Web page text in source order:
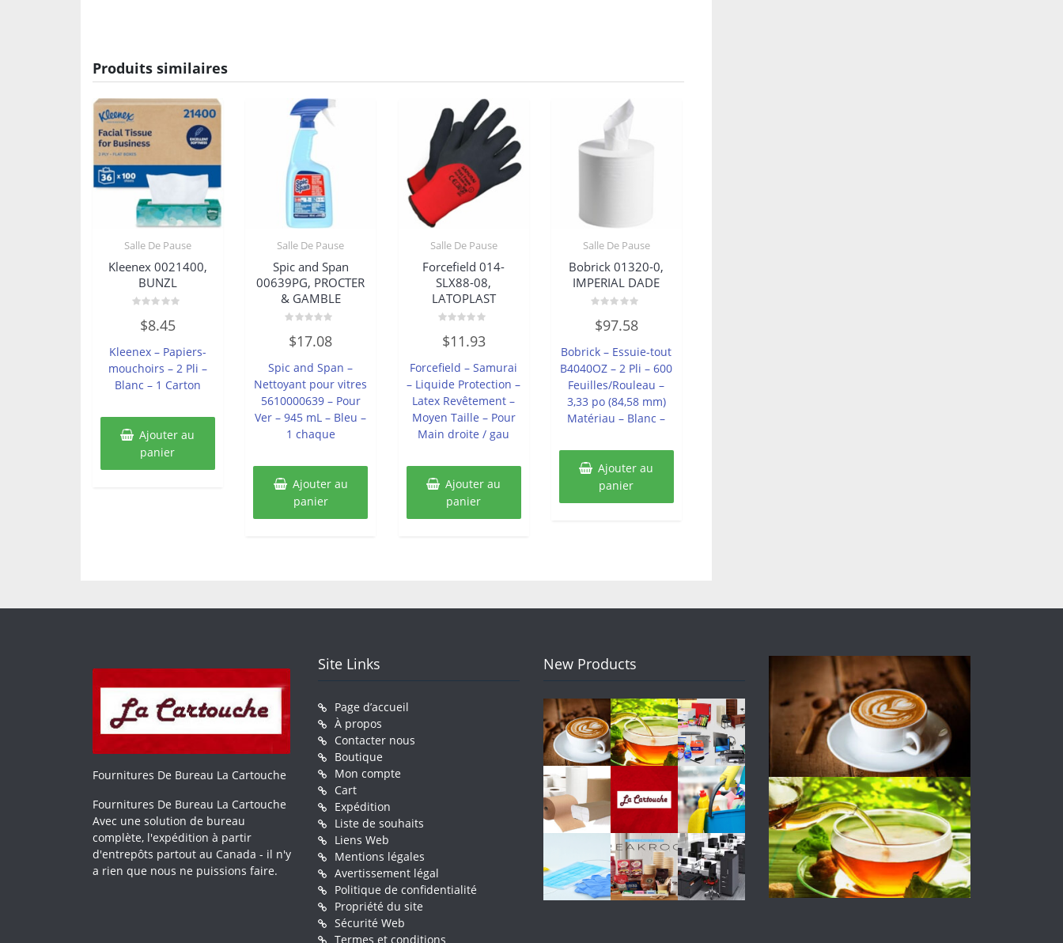
Produits similaires
Salle De Pause
Kleenex 0021400,
BUNZL
sur
$8.45
Kleenex – Papiers-
mouchoirs – 2 Pli –
Blanc – 1 Carton
Ajouter au
panier
Salle De Pause
Spic and Span
00639PG, PROCTER
& GAMBLE
0
sur
$17.08
Spic and Span –
Nettoyant pour vitres
5610000639 – Pour
Ver – 945 mL – Bleu –
1 chaque
Ajouter au
panier
Salle De Pause
Forcefield 014-
SLX88-08,
LATOPLAST
0
sur
$11.93
Forcefield – Samurai
– Liquide Protection –
Latex Revêtement –
Moyen Taille – Pour
Main droite / gau
Ajouter au
panier
Salle De Pause
Bobrick 01320-0,
IMPERIAL DADE
0
sur
$97.58
Bobrick – Essuie-tout
B4040OZ – 2 Pli – 600
Feuilles/Rouleau –
3,33 po (84,58 mm)
Matériau – Blanc –
Ajouter au
panier
Fournitures De Bureau La Cartouche
Fournitures De Bureau La Cartouche
Avec une solution de bureau
complète, l'expédition à partir
d'entrepôts partout au Canada - il n'y
a rien que nous ne puissions faire.
Site Links
Page d’accueil
À propos
Contacter nous
Boutique
Mon compte
Cart
Expédition
Liste de souhaits
Liens Web
Mentions légales
Avertissement légal
Politique de confidentialité
Propriété du site
Sécurité Web
Termes et conditions
New Products